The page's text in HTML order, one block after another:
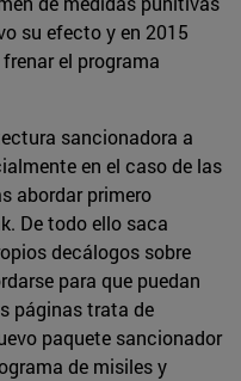
su efecto y en 2015
el programa
sancionadora a
en el caso de las
abordar primero
De todo ello saca
decálogos sobre
para que puedan
páginas trata de
paquete sancionador
de misiles y